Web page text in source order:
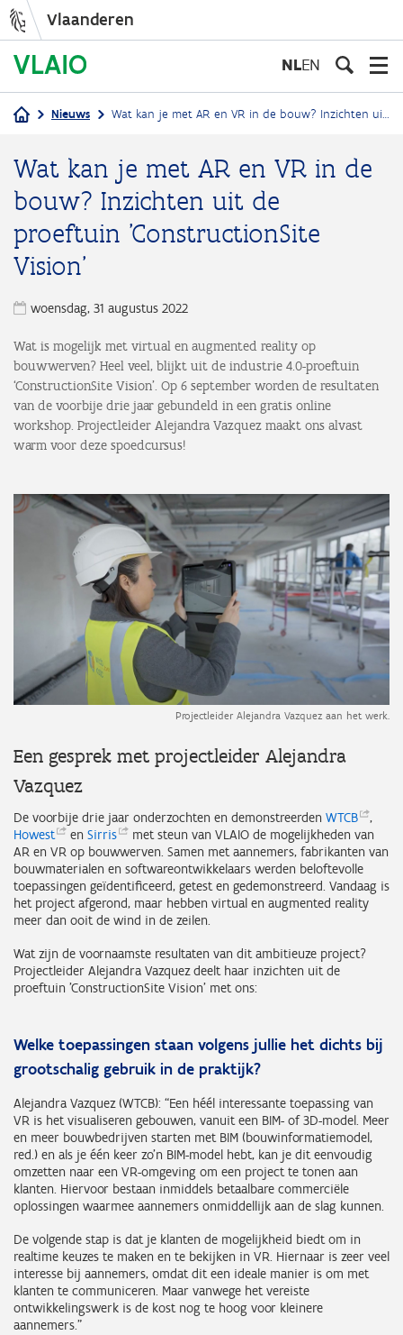
Vlaanderen
NLEN
Nieuws Wat kan je met AR en VR in de bouw? Inzichten uit de proeftuin 'ConstructionSite Vision'
Wat kan je met AR en VR in de
bouw? Inzichten uit de
proeftuin 'ConstructionSite
Vision'
woensdag, 31 augustus 2022
Wat is mogelijk met virtual en augmented reality op
bouwwerven? Heel veel, blijkt uit de industrie 4.0-proeftuin
‘ConstructionSite Vision’. Op 6 september worden de resultaten
van de voorbije drie jaar gebundeld in een gratis online
workshop. Projectleider Alejandra Vazquez maakt ons alvast
warm voor deze spoedcursus!
Projectleider Alejandra Vazquez aan het werk.
Een gesprek met projectleider Alejandra
Vazquez
De voorbije drie jaar onderzochten en demonstreerden WTCB
,
Howest
en Sirris
met steun van VLAIO de mogelijkheden van
AR en VR op bouwwerven. Samen met aannemers, fabrikanten van
bouwmaterialen en softwareontwikkelaars werden beloftevolle
toepassingen geïdentificeerd, getest en gedemonstreerd. Vandaag is
het project afgerond, maar hebben virtual en augmented reality
meer dan ooit de wind in de zeilen.
Wat zijn de voornaamste resultaten van dit ambitieuze project?
Projectleider Alejandra Vazquez deelt haar inzichten uit de
proeftuin 'ConstructionSite Vision' met ons:
Welke toepassingen staan volgens jullie het dichts bij
grootschalig gebruik in de praktijk?
Alejandra Vazquez (WTCB): “Een héél interessante toepassing van
VR is het visualiseren gebouwen, vanuit een BIM- of 3D-model. Meer
en meer bouwbedrijven starten met BIM (bouwinformatiemodel,
red.) en als je één keer zo’n BIM-model hebt, kan je dit eenvoudig
omzetten naar een VR-omgeving om een project te tonen aan
klanten. Hiervoor bestaan inmiddels betaalbare commerciële
oplossingen waarmee aannemers onmiddellijk aan de slag kunnen.
De volgende stap is dat je klanten de mogelijkheid biedt om in
realtime keuzes te maken en te bekijken in VR. Hiernaar is zeer veel
interesse bij aannemers, omdat dit een ideale manier is om met
klanten te communiceren. Maar vanwege het vereiste
ontwikkelingswerk is de kost nog te hoog voor kleinere
aannemers.”